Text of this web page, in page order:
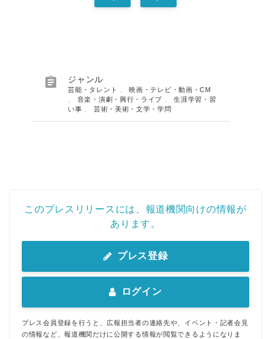
 ジャンル
芸能・タレント 、映画・テレビ・動画・CM
音楽・演劇・興行・ライブ 、生涯学習・習
い事
芸術・美術・文学・学問
このプレスリリースには、報道機関向けの情報が
あります。
プレス登録
ログイン
プレス会員登録を行うと、広報担当者の連絡先や、イベント・記者会見
の情報など、報道機関だけに公開する情報が閲覧できるようになりま